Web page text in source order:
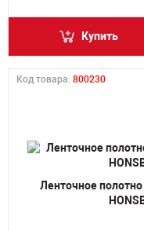
Купить
Код товара: 800230
Ленточное